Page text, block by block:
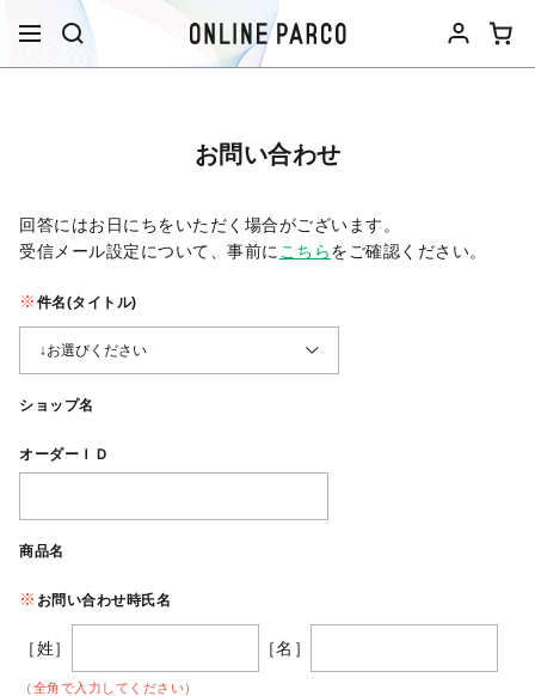
お問い合わせ
回答にはお日にちをいただく場合がございます。
受信メール設定について、事前に こちらをご確認ください。​
件名(タイトル)
ショップ名
オーダーＩＤ
商品名
お問い合わせ時氏名
［姓］ ［名］
（全角で入力してください）